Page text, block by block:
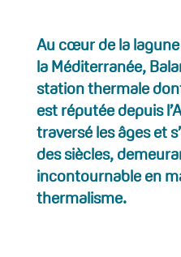
Au cœur de la
la Méditerranée,
station thermale
est réputée depuis
traversé les âges et
des siècles,
incontournable en
thermalisme.